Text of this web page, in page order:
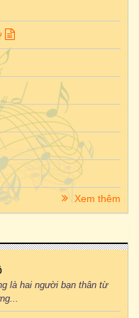
Xem thêm
là hai người bạn thân từ